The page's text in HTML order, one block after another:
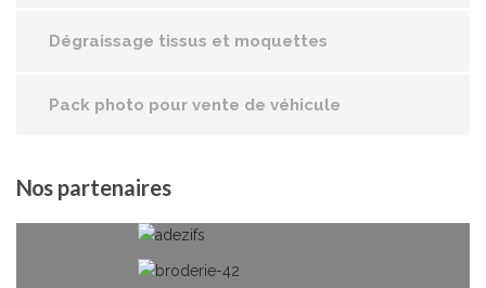
Dégraissage tissus et moquettes
Pack photo pour vente de véhicule
Nospartenaires